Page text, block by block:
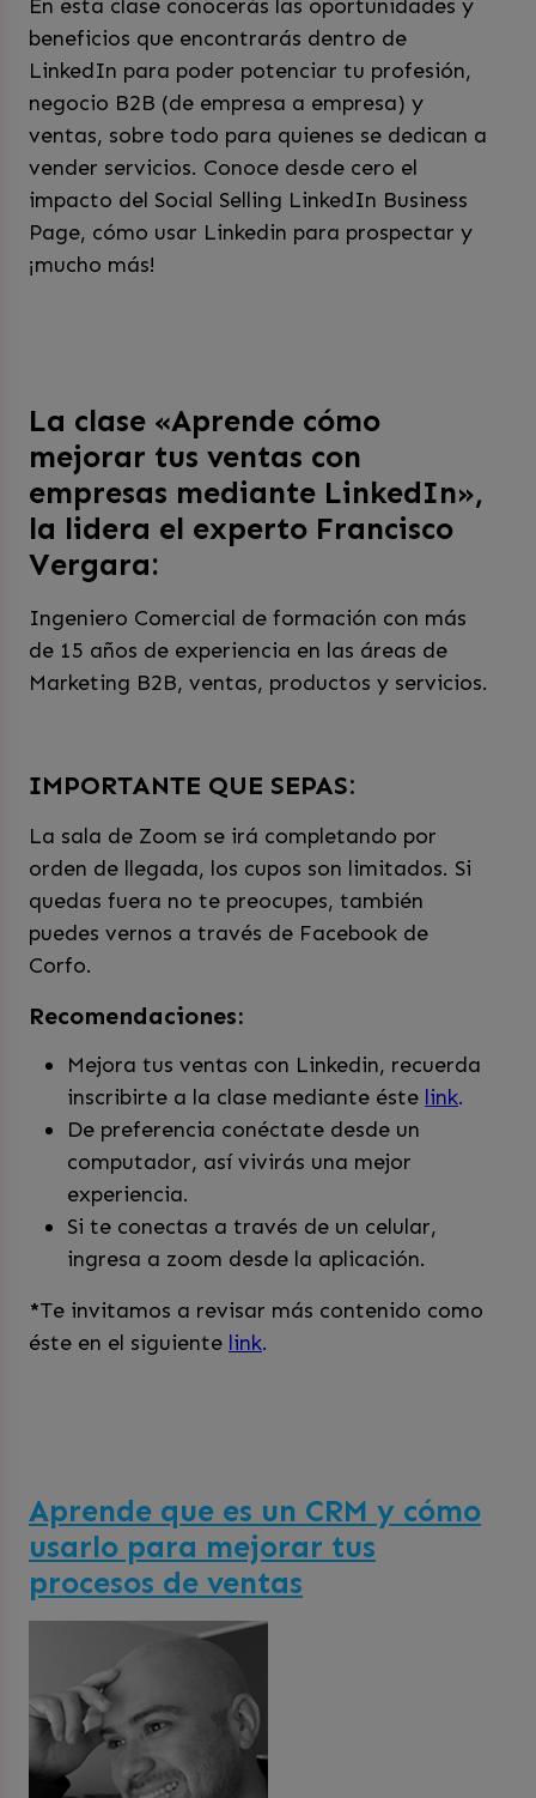
En esta clase conocerás las oportunidades y
beneficios que encontrarás dentro de
LinkedIn para poder potenciar tu profesión,
negocio B2B (de empresa a empresa) y
ventas, sobre todo para quienes se dedican a
vender servicios. Conoce desde cero el
impacto del Social Selling LinkedIn Business
Page, cómo usar Linkedin para prospectar y
¡mucho más!
La clase «Aprende cómo
mejorar tus ventas con
empresas mediante LinkedIn»,
la lidera el experto Francisco
Vergara:
Ingeniero Comercial de formación con más
de 15 años de experiencia en las áreas de
Marketing B2B, ventas, productos y servicios.
IMPORTANTE QUE SEPAS:
La sala de Zoom se irá completando por
orden de llegada, los cupos son limitados. Si
quedas fuera no te preocupes, también
puedes vernos a través de Facebook de
Corfo.
Recomendaciones:
Mejora tus ventas con Linkedin, recuerda
inscribirte a la clase mediante éste link.
De preferencia conéctate desde un
computador, así vivirás una mejor
experiencia.
Si te conectas a través de un celular,
ingresa a zoom desde la aplicación.
*Te invitamos a revisar más contenido como
éste en el siguiente link.
Aprende que es un CRM y cómo
usarlo para mejorar tus
procesos de ventas